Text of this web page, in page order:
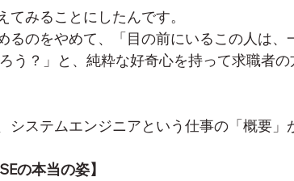
てみることにしたんです。
るのをやめて、「目の前にいるこの人は、
う？」と、純粋な好奇心を持って求職者
システムエンジニアという仕事の「概要」
の本当の姿】